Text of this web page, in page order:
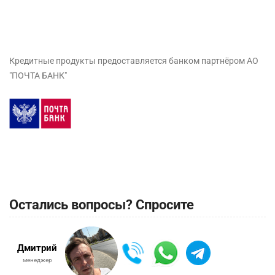
Кредитные продукты предоставляется банком партнёром АО
"ПОЧТА БАНК"
Остались вопросы? Спросите
Дмитрий
менеджер